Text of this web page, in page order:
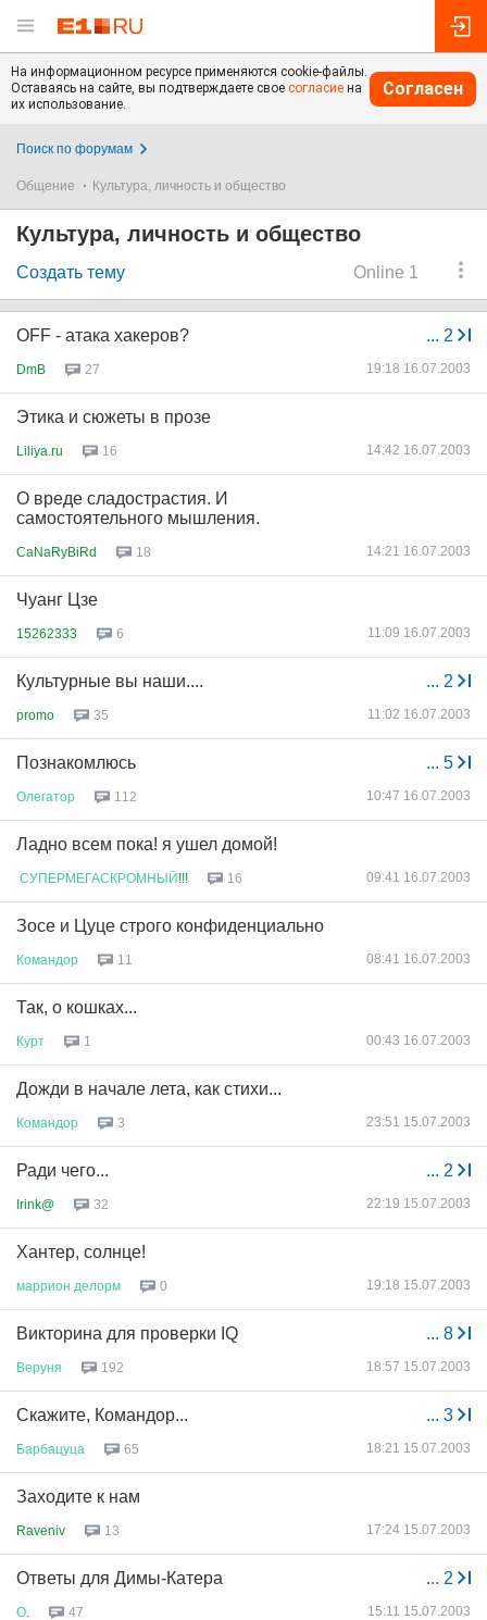
На информационном ресурсе применяются cookie-файлы.
Оставаясь на сайте, вы подтверждаете свое согласие на
их использование.
Согласен
Поиск по форумам
Общение Культура, личность и общество
Культура, личность и общество
Online 1
Создать тему
... 2
OFF - атака хакеров?
DmB 27 19:18 16.07.2003
Этика и сюжеты в прозе
Liliya.ru 16 14:42 16.07.2003
О вреде сладострастия. И
самостоятельного мышления.
CaNaRyBiRd 18 14:21 16.07.2003
Чуанг Цзе
15262333 6 11:09 16.07.2003
... 2
Культурные вы наши....
promo 35 11:02 16.07.2003
... 5
Познакомлюсь
Олегатор 112 10:47 16.07.2003
Ладно всем пока! я ушел домой!
СУПЕРМЕГАСКРОМНЫЙ!!! 16 09:41 16.07.2003
Зосе и Цуце строго конфиденциально
Командор 11 08:41 16.07.2003
Так, о кошках...
Курт 1 00:43 16.07.2003
Дожди в начале лета, как стихи...
Командор 3 23:51 15.07.2003
... 2
Ради чего...
Irink@ 32 22:19 15.07.2003
Хантер, солнце!
маррион делорм 0 19:18 15.07.2003
... 8
Викторина для проверки IQ
Веруня 192 18:57 15.07.2003
... 3
Скажите, Командор...
Барбацуца 65 18:21 15.07.2003
Заходите к нам
Raveniv 13 17:24 15.07.2003
... 2
Ответы для Димы-Катера
О 47 15:11 15.07.2003